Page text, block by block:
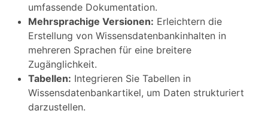
umfassende Dokumentation.
Mehrsprachige Versionen: Erleichtern die
Erstellung von Wissensdatenbankinhalten in
mehreren Sprachen für eine breitere
Zugänglichkeit.
Tabellen: Integrieren Sie Tabellen in
Wissensdatenbankartikel, um Daten strukturiert
darzustellen.